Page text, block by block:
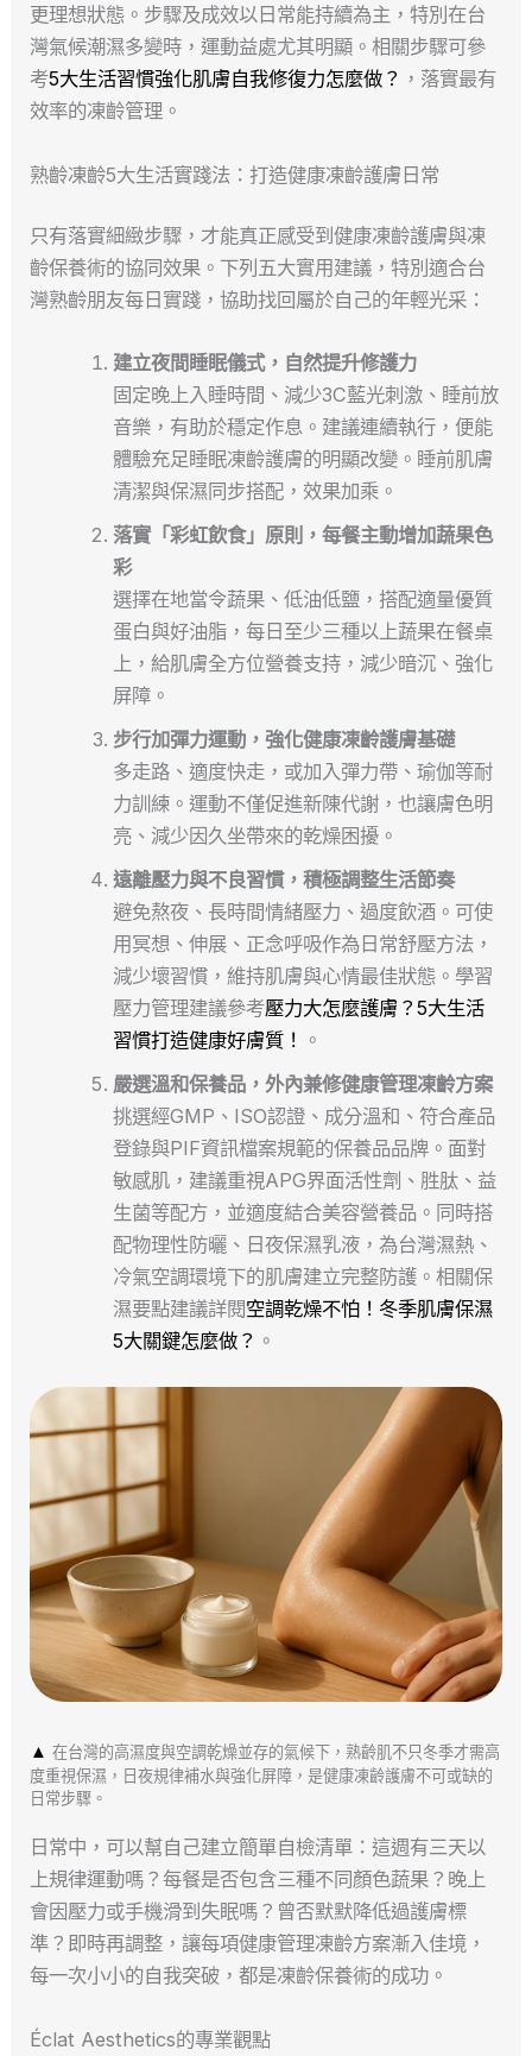
更理想狀態。步驟及成效以日常能持續為主，特別在台
灣氣候潮濕多變時，運動益處尤其明顯。相關步驟可參
考5大生活習慣強化肌膚自我修復力怎麼做？ ，落實最有
效率的凍齡管理。
熟齡凍齡5大生活實踐法：打造健康凍齡護膚日常
只有落實細緻步驟，才能真正感受到健康凍齡護膚與凍
齡保養術的協同效果。下列五大實用建議，特別適合台
灣熟齡朋友每日實踐，協助找回屬於自己的年輕光采：
建立夜間睡眠儀式，自然提升修護力
固定晚上入睡時間、減少3C藍光刺激、睡前放
音樂，有助於穩定作息。建議連續執行，便能
體驗充足睡眠凍齡護膚的明顯改變。睡前肌膚
清潔與保濕同步搭配，效果加乘。
落實「彩虹飲食」原則，每餐主動增加蔬果色
彩
選擇在地當令蔬果、低油低鹽，搭配適量優質
蛋白與好油脂，每日至少三種以上蔬果在餐桌
上，給肌膚全方位營養支持，減少暗沉、強化
屏障。
步行加彈力運動，強化健康凍齡護膚基礎
多走路、適度快走，或加入彈力帶、瑜伽等耐
力訓練。運動不僅促進新陳代謝，也讓膚色明
亮、減少因久坐帶來的乾燥困擾。
遠離壓力與不良習慣，積極調整生活節奏
避免熬夜、長時間情緒壓力、過度飲酒。可使
用冥想、伸展、正念呼吸作為日常舒壓方法，
減少壞習慣，維持肌膚與心情最佳狀態。學習
壓力管理建議參考壓力大怎麼護膚？5大生活
習慣打造健康好膚質！ 。
嚴選溫和保養品，外內兼修健康管理凍齡方案
挑選經GMP、ISO認證、成分溫和、符合產品
登錄與PIF資訊檔案規範的保養品品牌。面對
敏感肌，建議重視APG界面活性劑、胜肽、益
生菌等配方，並適度結合美容營養品。同時搭
配物理性防曬、日夜保濕乳液，為台灣濕熱、
冷氣空調環境下的肌膚建立完整防護。相關保
濕要點建議詳閱空調乾燥不怕！冬季肌膚保濕
5大關鍵怎麼做？ 。
▲ 在台灣的高濕度與空調乾燥並存的氣候下，熟齡肌不只冬季才需高
度重視保濕，日夜規律補水與強化屏障，是健康凍齡護膚不可或缺的
日常步驟。
日常中，可以幫自己建立簡單自檢清單：這週有三天以
上規律運動嗎？每餐是否包含三種不同顏色蔬果？晚上
會因壓力或手機滑到失眠嗎？曾否默默降低過護膚標
準？即時再調整，讓每項健康管理凍齡方案漸入佳境，
每一次小小的自我突破，都是凍齡保養術的成功。
Éclat Aesthetics的專業觀點